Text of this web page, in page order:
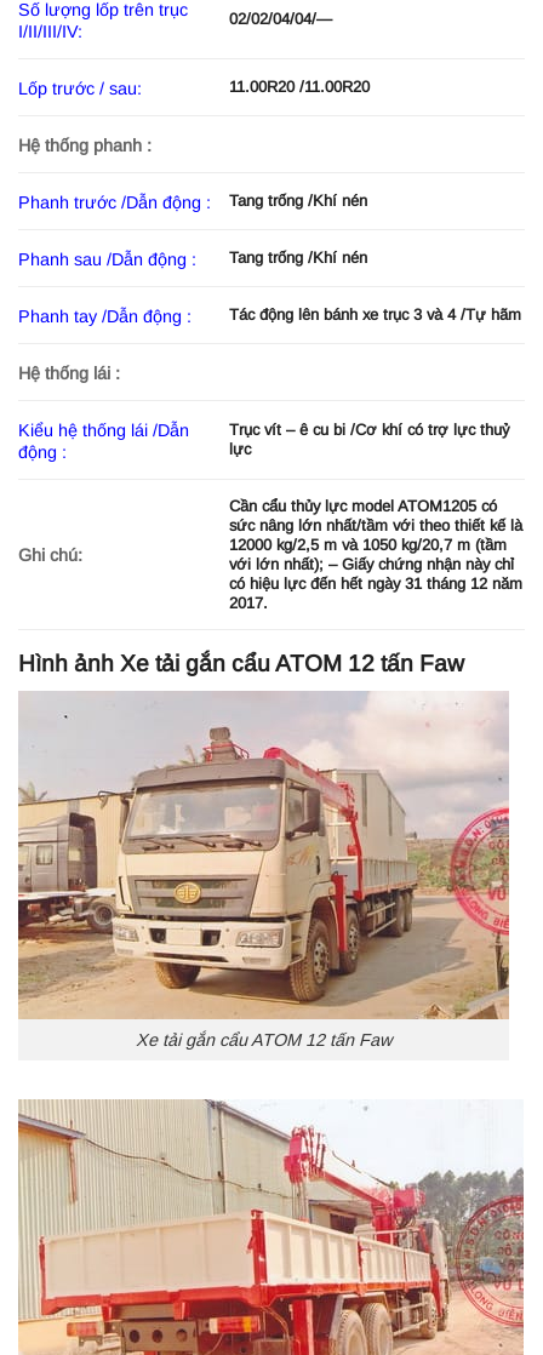
Số lượng lốp trên trục
I/II/III/IV:
02/02/04/04/—
Lốp trước / sau: 11.00R20 /11.00R20
Hệ thống phanh :
Phanh trước /Dẫn động : Tang trống /Khí nén
Phanh sau /Dẫn động : Tang trống /Khí nén
Phanh tay /Dẫn động : Tác động lên bánh xe trục 3 và 4 /Tự hãm
Hệ thống lái :
Kiểu hệ thống lái /Dẫn
động :
Trục vít – ê cu bi /Cơ khí có trợ lực thuỷ
lực
Ghi chú:
Cần cẩu thủy lực model ATOM1205 có
sức nâng lớn nhất/tầm với theo thiết kế là
12000 kg/2,5 m và 1050 kg/20,7 m (tầm
với lớn nhất); – Giấy chứng nhận này chỉ
có hiệu lực đến hết ngày 31 tháng 12 năm
2017.
Hình ảnh Xe tải gắn cẩu ATOM 12 tấn Faw
Xe tải gắn cẩu ATOM 12 tấn Faw